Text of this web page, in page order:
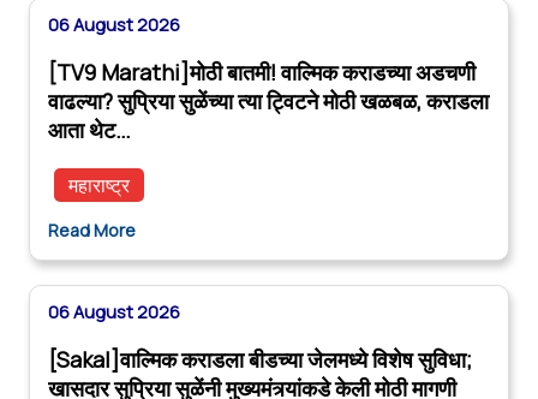
06 August 2026
[TV9 Marathi]मोठी बातमी! वाल्मिक कराडच्या अडचणी
वाढल्या? सुप्रिया सुळेंच्या त्या ट्विटने मोठी खळबळ, कराडला
आता थेट…
महाराष्ट्र
Read More
06 August 2026
[Sakal]वाल्मिक कराडला बीडच्या जेलमध्ये विशेष सुविधा;
खासदार सुप्रिया सुळेंनी मुख्यमंत्र्यांकडे केली मोठी मागणी